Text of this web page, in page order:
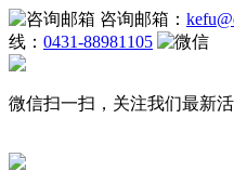
咨询邮箱：
线： 0431-88981105
微信扫一扫，关注我们最新